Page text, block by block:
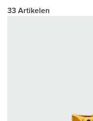
33 Artikelen